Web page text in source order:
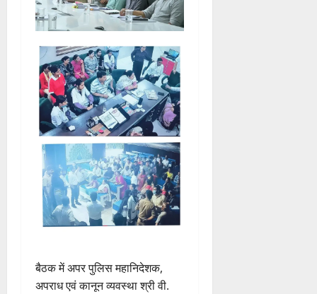
बैठक में अपर पुलिस महानिदेशक,
अपराध एवं कानून व्यवस्था श्री वी.